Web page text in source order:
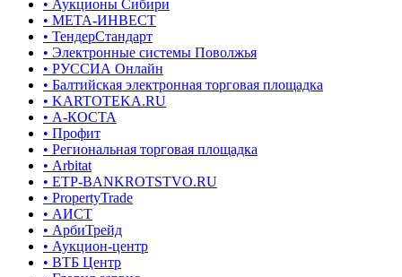
• Аукционы Сибири
• МЕТА-ИНВЕСТ
• ТендерСтандарт
• Электронные системы Поволжья
• РУССИА Онлайн
• Балтийская электронная торговая площадка
• KARTOTEKA.RU
• А-КОСТА
• Профит
• Региональная торговая площадка
• Arbitat
• ETP-BANKROTSTVO.RU
• PropertyTrade
• АИСТ
• АрбиТрейд
• Аукцион-центр
• ВТБ Центр